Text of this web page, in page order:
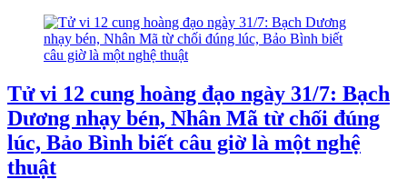
Tử vi 12 cung hoàng đạo ngày 31/7: Bạch
Dương nhạy bén, Nhân Mã từ chối đúng
lúc, Bảo Bình biết câu giờ là một nghệ
thuật